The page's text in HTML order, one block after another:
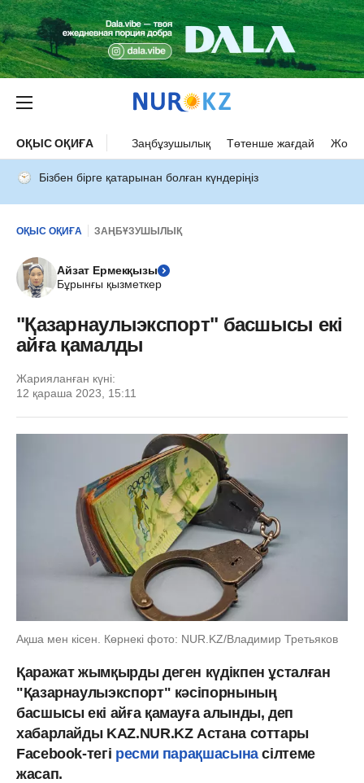
ОҚЫС ОҚИҒА Заңбұзушылық Төтенше жағдай Жол
Бізбен бірге қатарынан болған күндеріңіз
ОҚЫС ОҚИҒА ЗАҢБҰЗУШЫЛЫҚ
Айзат Ермекқызы
Бұрынғы қызметкер
"Қазарнаулыэкспорт" басшысы екі
айға қамалды
Жарияланған күні:
12 қараша 2023, 15:11
Ақша мен кісен. Көрнекі фото: NUR.KZ/Владимир Третьяков
Қаражат жымқырды деген күдікпен ұсталған
"Қазарнаулыэкспорт" кәсіпорнының
басшысы екі айға қамауға алынды, деп
хабарлайды KAZ.NUR.KZ Астана соттары
Facebook-тегі ресми парақшасынасілтеме
жасап.